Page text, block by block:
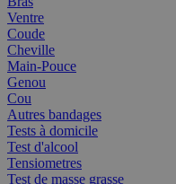
Ventre
Coude
Cheville
Main-Pouce
Genou
Cou
Autres bandages
Tests à domicile
Test d'alcool
Tensiometres
Test de masse grasse